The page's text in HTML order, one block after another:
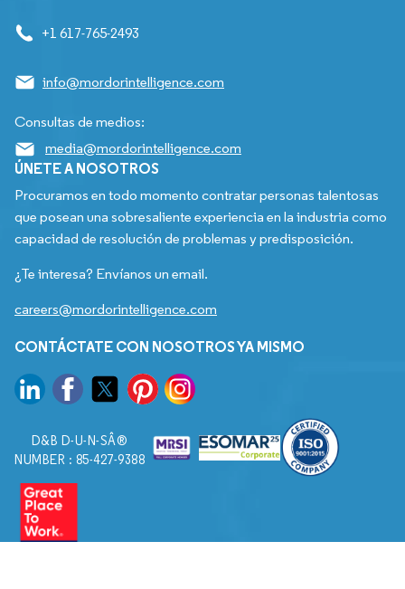
+1 617-765-2493
info@mordorintelligence.com
Consultas de medios:
media@mordorintelligence.com
ÚNETE A NOSOTROS
Procuramos en todo momento contratar personas talentosas
que posean una sobresaliente experiencia en la industria como
capacidad de resolución de problemas y predisposición.
¿Te interesa? Envíanos un email.
careers@mordorintelligence.com
CONTÁCTATE CON NOSOTROS YA MISMO
D&B D-U-N-SÂ®
NUMBER : 85-427-9388